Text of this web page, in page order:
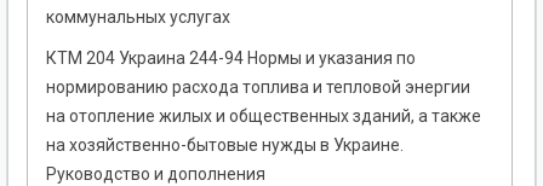
коммунальных услугах
КТМ 204 Украина 244-94 Нормы и указания по
нормированию расхода топлива и тепловой энергии
на отопление жилых и общественных зданий, а также
на хозяйственно-бытовые нужды в Украине.
Руководство и дополнения